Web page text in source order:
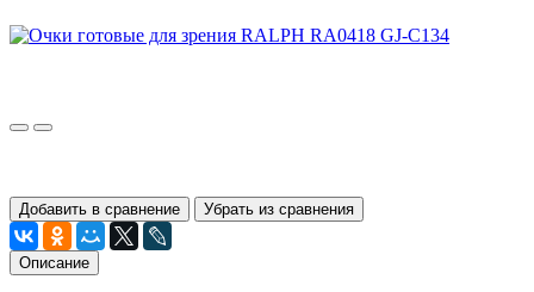
Добавить в сравнение Убрать из сравнения
Описание